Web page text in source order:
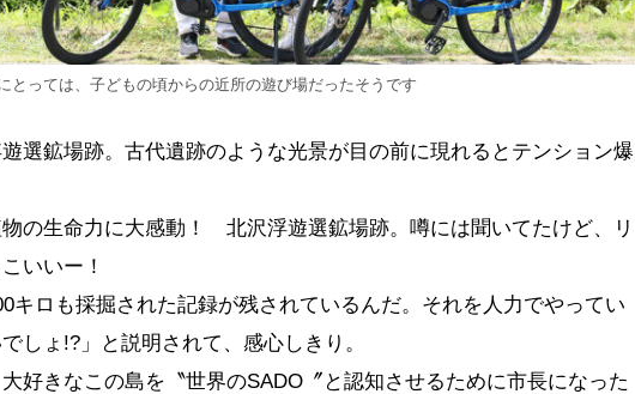
とっては、子どもの頃からの近所の遊び場だったそうです
選鉱場跡。古代遺跡のような光景が目の前に現れるとテンション爆
の生命力に大感動！ 北沢浮遊選鉱場跡。噂には聞いてたけど、リ
こいいー！
キロも採掘された記録が残されているんだ。それを人力でやってい
しょ!?」と説明されて、感心しきり。
大好きなこの島を〝世界のSADO〞と認知させるために市長になった